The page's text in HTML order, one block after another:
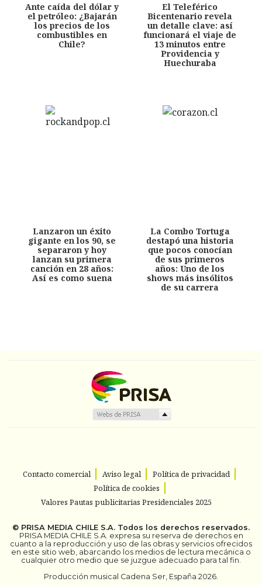
Ante caída del dólar y
el petróleo: ¿Bajarán
los precios de los
combustibles en
Chile?
El Teleférico
Bicentenario revela
un detalle clave: así
funcionará el viaje de
13 minutos entre
Providencia y
Huechuraba
Lanzaron un éxito
gigante en los 90, se
separaron y hoy
lanzan su primera
canción en 28 años:
Así es como suena
La Combo Tortuga
destapó una historia
que pocos conocían
de sus primeros
años: Uno de los
shows más insólitos
de su carrera
Contacto comercial Aviso legal
Política de privacidad
Política de cookies
Valores Pautas publicitarias Presidenciales 2025
© PRISA MEDIA CHILE S.A. Todos los derechos reservados.
PRISA MEDIA CHILE S.A. expresa su reserva de derechos en
cuanto a la reproducción y uso de las obras y servicios ofrecidos
en este sitio web, abarcando los medios de lectura mecánica o
cualquier otro medio que se juzgue adecuado para tal fin.
Producción musical Cadena Ser, España 2026.